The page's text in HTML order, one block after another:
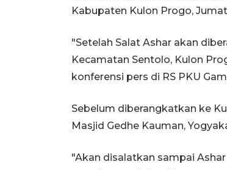
Kabupaten Kulon Progo,
"Setelah Salat Ashar akan
Kecamatan Sentolo, Kulon
konferensi pers di RS PKU
Sebelum diberangkatkan ke
Masjid Gedhe Kauman,
"Akan disalatkan sampai